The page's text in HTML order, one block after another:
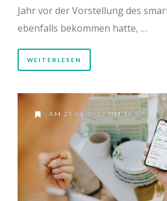
Jahr vor der Vorstellung des
ebenfalls bekommen hatte, …
WEITERLESEN
AM 25.08.2022 UM 16:07